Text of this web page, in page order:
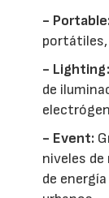
- Portable:
portátiles,
- Lighting:
de
- Event:
niveles
de